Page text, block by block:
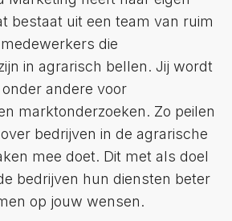
bestaat uit een team van ruim
die
in agrarisch bellen. Jij wordt
andere voor
marktonderzoeken. Zo peilen
bedrijven in de agrarische
mee doet. Dit met als doel
bedrijven hun diensten beter
op jouw wensen.